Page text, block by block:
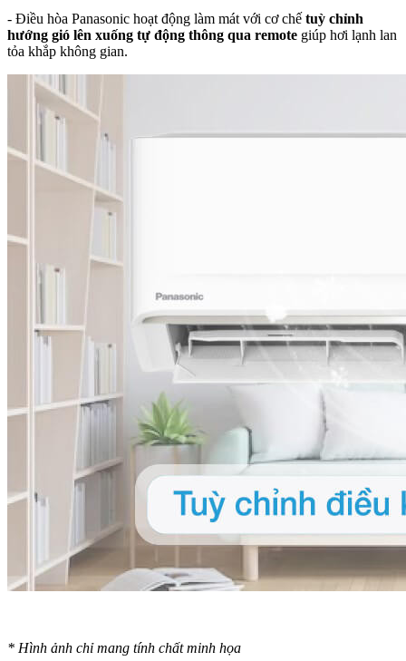
- Điều hòa Panasonic hoạt động làm mát với cơ chế tuỳ chỉnh
hướng gió lên xuống tự động thông qua remote giúp hơi lạnh lan
tỏa khắp không gian.
* Hình ảnh chỉ mang tính chất minh họa